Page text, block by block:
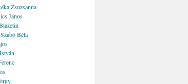
Zsuzsanna
János
Béla